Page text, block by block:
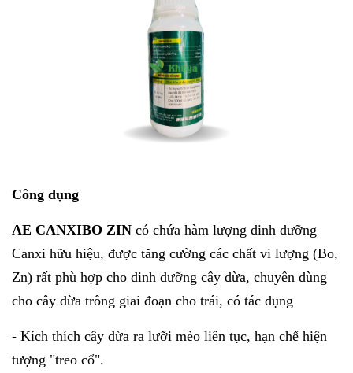
Công dụng
AE CANXIBO ZIN có chứa hàm lượng dinh dưỡng
Canxi hữu hiệu, được tăng cường các chất vi lượng (Bo,
Zn) rất phù hợp cho dinh dưỡng cây dừa, chuyên dùng
cho cây dừa trông giai đoạn cho trái, có tác dụng
- Kích thích cây dừa ra lưỡi mèo liên tục, hạn chế hiện
tượng "treo cổ".